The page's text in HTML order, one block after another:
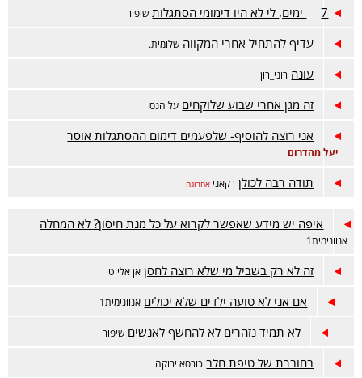
7 ימים, לי לא היו דימומי הסתגלות שיפור
עדיף להתחיל אחרי המקווה שלומית.
עונה רוני_רון
זה מגן אחרי שבוע שלוקחים על הנס
אני רוצה להוסיף- שלפעמים דימום ההסתגלות אוסר
יעל מהדרום
תודה רבה לכולן רקאני אחרונה
איפה יש מידע שאפשר לקרוא על כל מנת חיסון? לא המחלה
אנוונימית1
זה לא רק בשביל מי שלא רוצה לחסן אן אליוט
אם אני לא טועה ילדים שלא יכולים אנוונימית1
לא תמיד נזהרים לא להחשף לאנשים שיפור
בחוברת של טיפת חלב כורסא ירוקה.